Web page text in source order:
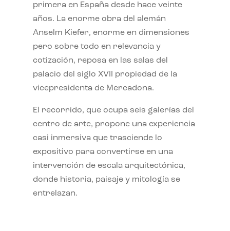
primera en España desde hace veinte
años. La enorme obra del alemán
Anselm Kiefer, enorme en dimensiones
pero sobre todo en relevancia y
cotización, reposa en las salas del
palacio del siglo XVII propiedad de la
vicepresidenta de Mercadona.
El recorrido, que ocupa seis galerías del
centro de arte, propone una experiencia
casi inmersiva que trasciende lo
expositivo para convertirse en una
intervención de escala arquitectónica,
donde historia, paisaje y mitología se
entrelazan.